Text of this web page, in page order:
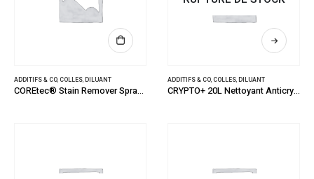
ADDITIFS & CO,COLLES,DILUANT
COREtec® Stain Remover Spray 250ML
ADDITIFS & CO,COLLES,DILUANT
CRYPTO+ 20L Nettoyant Anticryptogamique